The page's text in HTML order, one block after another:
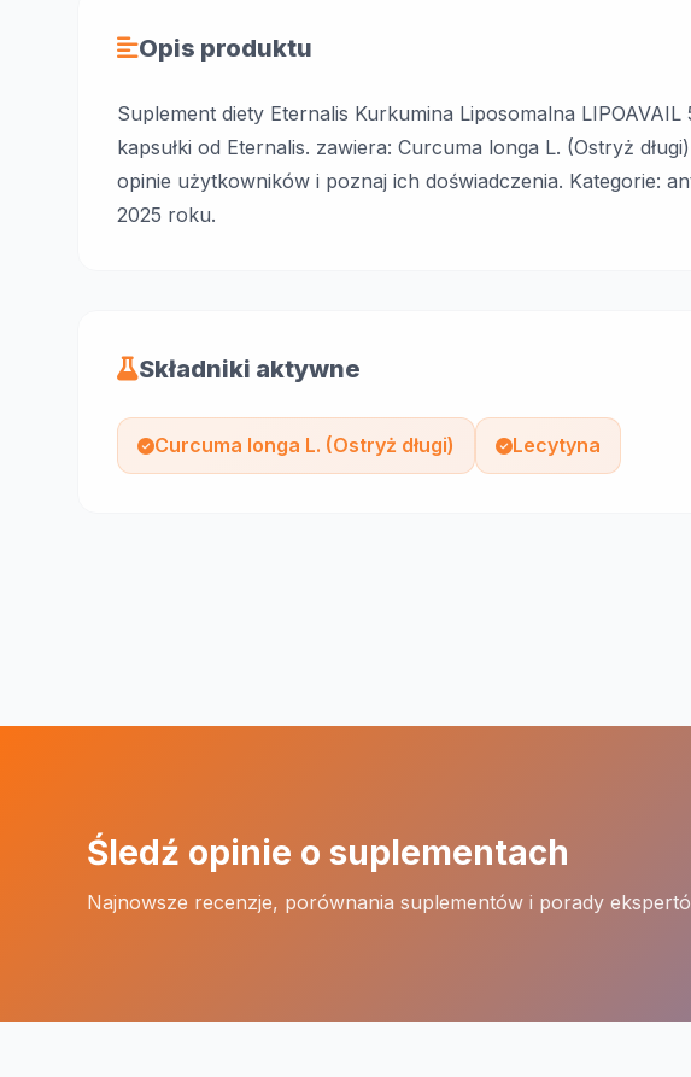
Opis produktu
Suplement diety Eternalis Kurkumina Liposomalna
kapsułki od Eternalis. zawiera: Curcuma longa L. (Ostryż
opinie użytkowników i poznaj ich doświadczenia. Kategorie:
2025 roku.
Składniki aktywne
Curcuma longa L. (Ostryż długi) Lecytyna
Śledź opinie o suplementach
Najnowsze recenzje, porównania suplementów i porady